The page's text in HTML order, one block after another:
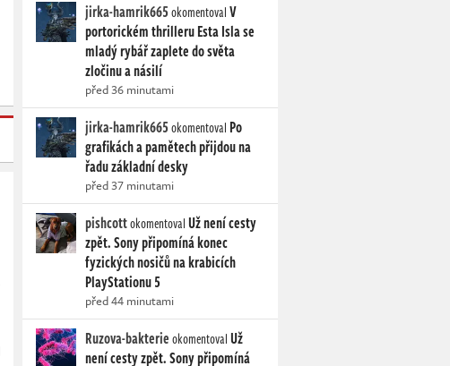
jirka-hamrik665okomentovalV
portorickém thrilleru Esta Isla se
mladý rybář zaplete do světa
zločinu a násilí
před 36 minutami
jirka-hamrik665okomentoval Po
grafikách a pamětech přijdou na
řadu základní desky
před 37 minutami
pishcottokomentovalUž není cesty
zpět. Sony připomíná konec
fyzických nosičů na krabicích
PlayStationu 5
před 44 minutami
Ruzova-bakterieokomentovalUž
není cesty zpět. Sony připomíná